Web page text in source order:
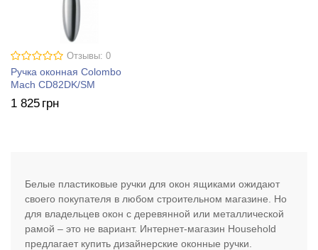
Отзывы: 0
Ручка оконная Colombo
Mach CD82DK/SM
1 825 грн
Белые пластиковые ручки для окон ящиками ожидают
своего покупателя в любом строительном магазине. Но
для владельцев окон с деревянной или металлической
рамой – это не вариант. Интернет-магазин Household
предлагает купить дизайнерские оконные ручки.